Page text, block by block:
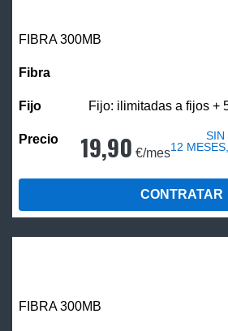
FIBRA 300MB
Fijo: ilimitadas a fijos +
19,90 €/mes
SIN
12
CONTRATAR
FIBRA 300MB